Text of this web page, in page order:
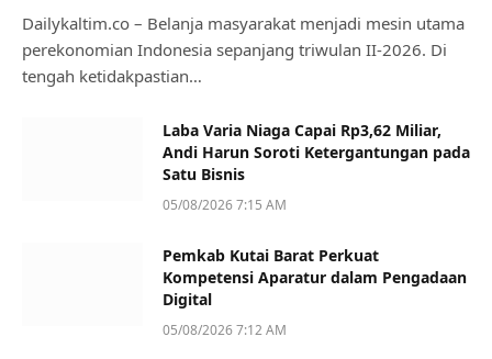
Dailykaltim.co – Belanja masyarakat menjadi mesin utama
perekonomian Indonesia sepanjang triwulan II-2026. Di
tengah ketidakpastian…
Laba Varia Niaga Capai Rp3,62 Miliar,
Andi Harun Soroti Ketergantungan pada
Satu Bisnis
05/08/2026 7:15 AM
Pemkab Kutai Barat Perkuat
Kompetensi Aparatur dalam Pengadaan
Digital
05/08/2026 7:12 AM